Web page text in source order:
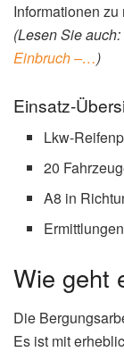
Informationen
(Lesen Sie auch:
Einbruch –…)
Einsatz-
Lkw-
20
A8 in
Wie geht
Die
Es ist mit